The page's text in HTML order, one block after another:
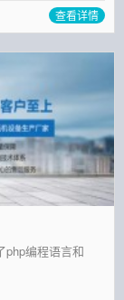
查看详情
php编程语言和